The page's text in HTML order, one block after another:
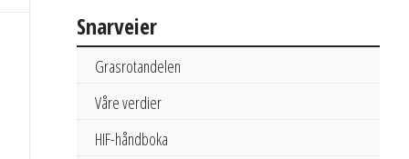
Snarveier
Grasrotandelen
Våre verdier
HIF-håndboka